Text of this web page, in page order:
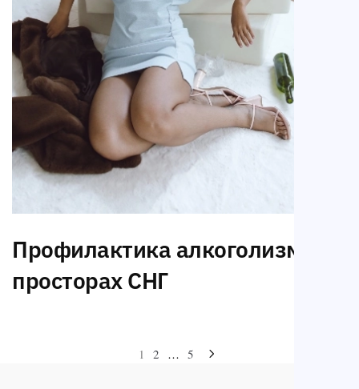
Профилактика алкоголизма на
просторах СНГ
1 2 … 5